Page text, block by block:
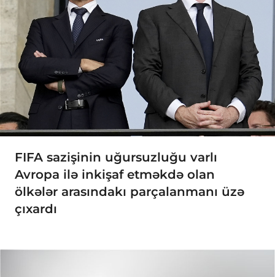
FIFA sazişinin uğursuzluğu varlı
Avropa ilə inkişaf etməkdə olan
ölkələr arasındakı parçalanmanı üzə
çıxardı